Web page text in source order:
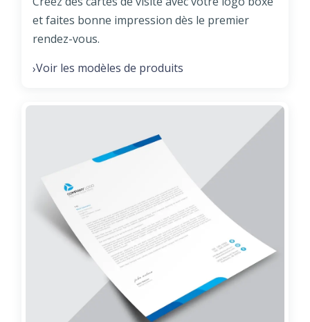
et faites bonne impression dès le premier
rendez-vous.
›Voir les modèles de produits